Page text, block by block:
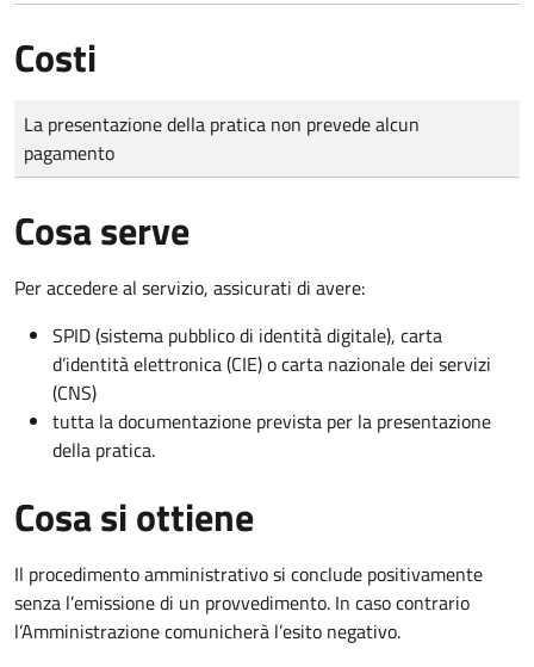
Costi
Tipo di pagamento
Importo
La presentazione della pratica non prevede alcun
pagamento
Cosa serve
Per accedere al servizio, assicurati di avere:
SPID (sistema pubblico di identità digitale), carta
d’identità elettronica (CIE) o carta nazionale dei servizi
(CNS)
tutta la documentazione prevista per la presentazione
della pratica.
Cosa si ottiene
Il procedimento amministrativo si conclude positivamente
senza l’emissione di un provvedimento. In caso contrario
l’Amministrazione comunicherà l’esito negativo.